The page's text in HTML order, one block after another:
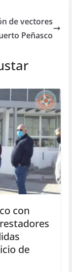
de vectores
Peñasco
con
de